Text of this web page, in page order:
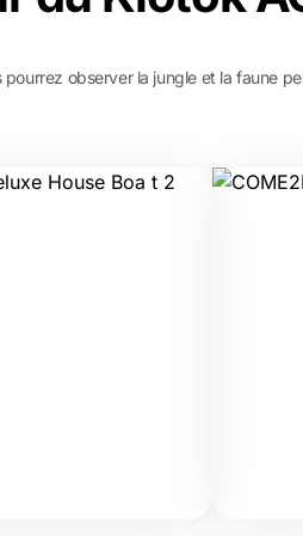
observer la jungle et la faune